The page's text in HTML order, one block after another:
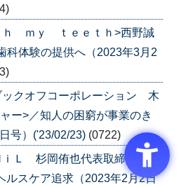
ｈ ｍｙ ｔｅｅｔｈ>西野誠
科体験の提供へ（2023年3月2
ックオフコーポレーション 木
ー>／知人の困窮が事業のき
号）('23/02/23) (0722)
ｉＬ 杉岡侑也代表取締役ＣＥ
ルスケア追求（2023年2月2日